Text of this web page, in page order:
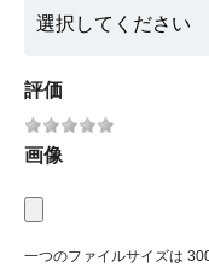
評価
画像
一つのファイルサイズは